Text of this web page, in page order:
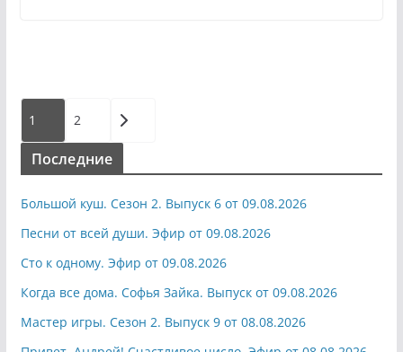
Пагинация
записей
1 2
Последние
Большой куш. Сезон 2. Выпуск 6 от 09.08.2026
Песни от всей души. Эфир от 09.08.2026
Сто к одному. Эфир от 09.08.2026
Когда все дома. Софья Зайка. Выпуск от 09.08.2026
Мастер игры. Сезон 2. Выпуск 9 от 08.08.2026